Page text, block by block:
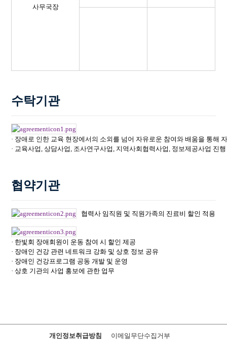
사무국장
수탁기관
· 장애로 인한 교육 현장에서의 소외를 넘어 자유로운 참여와 배움을 통해
· 교육사업, 상담사업, 조사연구사업, 지역사회협력사업, 정보제공사업 진행
협약기관
협력사 임직원 및 직원가족의 진료비 할인 적용
· 한빛회 장애회원이 운동 참여 시 할인 제공
· 장애인 건강 관련 네트워크 강화 및 상호 정보 공유
· 장애인 건강프로그램 공동 개발 및 운영
· 상호 기관의 사업 홍보에 관한 업무
개인정보취급방침 이메일무단수집거부